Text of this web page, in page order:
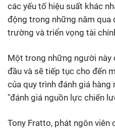
các yếu tố hiệu suất khác
động trong những năm qua
trường và triển vọng tài
Một trong những người này
đầu và sẽ tiếp tục cho đến
của quy trình đánh giá
"đánh giá nguồn lực chiến
Tony Fratto, phát ngôn viên